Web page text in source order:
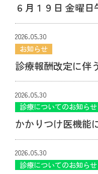
６月１９日 金曜
加のため１８時に
し次第終了します。
2026.05.30
お知らせ
診療報酬改定に伴
月１日より）
2026.05.30
診療についてのお知らせ
かかりつけ医機能
2026.05.30
診療についてのお知らせ